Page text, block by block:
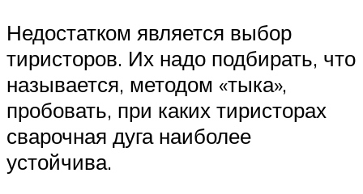
Недостатком является выбор
тиристоров. Их надо подбирать, что
называется, методом «тыка»,
пробовать, при каких тиристорах
сварочная дуга наиболее
устойчива.